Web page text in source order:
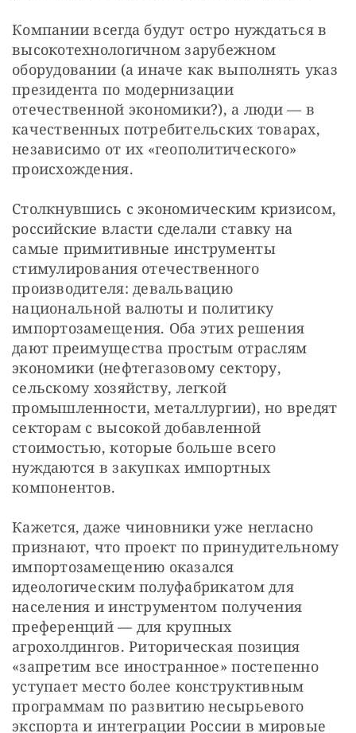
Компании всегда будут остро нуждаться в
высокотехнологичном зарубежном
оборудовании (а иначе как выполнять указ
президента по модернизации
отечественной экономики?), а люди — в
качественных потребительских товарах,
независимо от их «геополитического»
происхождения.
Столкнувшись с экономическим кризисом,
российские власти сделали ставку на
самые примитивные инструменты
стимулирования отечественного
производителя: девальвацию
национальной валюты и политику
импортозамещения. Оба этих решения
дают преимущества простым отраслям
экономики (нефтегазовому сектору,
сельскому хозяйству, легкой
промышленности, металлургии), но вредят
секторам с высокой добавленной
стоимостью, которые больше всего
нуждаются в закупках импортных
компонентов.
Кажется, даже чиновники уже негласно
признают, что проект по принудительному
импортозамещению оказался
идеологическим полуфабрикатом для
населения и инструментом получения
преференций — для крупных
агрохолдингов. Риторическая позиция
«запретим все иностранное» постепенно
уступает место более конструктивным
программам по развитию несырьевого
экспорта и интеграции России в мировые